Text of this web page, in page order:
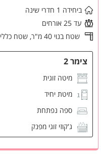
מסך LCD
מזגן
שידות לאחסון
חדר רחצה פרטי
ביחידה 1 חדרי שינה
עד 25 אורחים
שטח בנוי 40 מ"ר,
שטח כללי 1000 מ"ר
צימר 2
מיטה זוגית
מיטת יחיד
ספה נפתחת
ג'קוזי זוגי מפנק